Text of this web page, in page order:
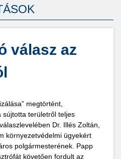
válasz az
megtörtént,
sújtotta területről teljes
Dr. Illés Zoltán,
környezetvédelmi ügyekért
polgármesterének. Papp
követően fordult az